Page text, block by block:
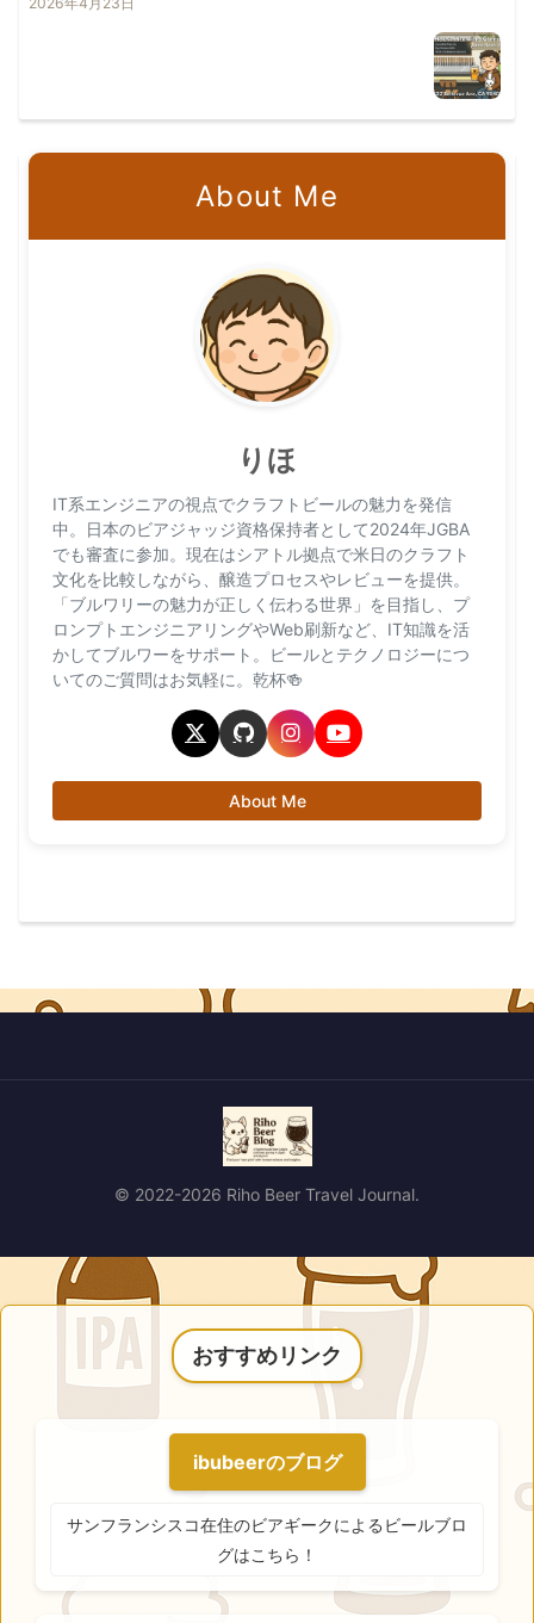
About Me
りほ
IT系エンジニアの視点でクラフトビールの魅力を発信
中。日本のビアジャッジ資格保持者として2024年JGBA
でも審査に参加。現在はシアトル拠点で米日のクラフト
文化を比較しながら、醸造プロセスやレビューを提供。
「ブルワリーの魅力が正しく伝わる世界」を目指し、プ
ロンプトエンジニアリングやWeb刷新など、IT知識を活
かしてブルワーをサポート。ビールとテクノロジーにつ
いてのご質問はお気軽に。乾杯🍻
About Me
© 2022-2026 Riho Beer Travel Journal.
おすすめリンク
ibubeerのブログ
サンフランシスコ在住のビアギークによるビールブロ
グはこちら！